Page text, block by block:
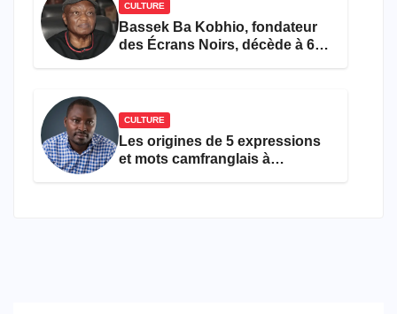
CULTURE
Bassek Ba Kobhio, fondateur
des Écrans Noirs, décède à 69
CULTURE
Les origines de 5 expressions
et mots camfranglais à